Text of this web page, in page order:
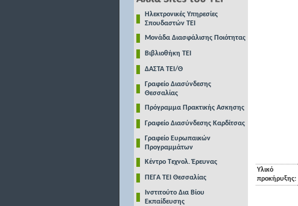
Ηλεκτρονικές Υπηρεσίες
Σπουδαστών ΤΕΙ
Μονάδα Διασφάλισης Ποιότητας
Βιβλιοθήκη ΤΕΙ
ΔΑΣΤΑ ΤΕΙ/Θ
Γραφείο Διασύνδεσης
Θεσσαλίας
Πρόγραμμα Πρακτικής Ασκησης
Γραφείο Διασύνδεσης Καρδίτσας
Γραφείο Ευρωπαικών
Προγραμμάτων
Κέντρο Τεχνολ. Έρευνας
ΠΕΓΑ ΤΕΙ Θεσσαλίας
Ινστιτούτο Δια Βίου
Εκπαίδευσης
Υλικό
προκήρυξης: